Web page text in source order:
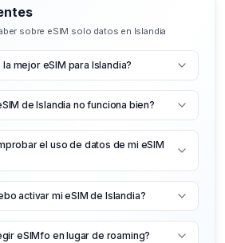
sobre eSIM solo datos en Islandia
la mejor eSIM para Islandia?
de Islandia no funciona bien?
el uso de datos de mi eSIM
activar mi eSIM de Islandia?
eSIMfo en lugar de roaming?